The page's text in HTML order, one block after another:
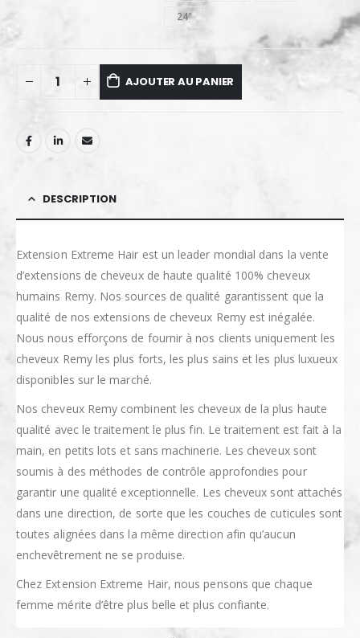
24"
AJOUTER AU PANIER
DESCRIPTION
Extension Extreme Hair est un leader mondial dans la vente
d’extensions de cheveux de haute qualité 100% cheveux
humains Remy. Nos sources de qualité garantissent que la
qualité de nos extensions de cheveux Remy est inégalée.
Nous nous efforçons de fournir à nos clients uniquement les
cheveux Remy les plus forts, les plus sains et les plus luxueux
disponibles sur le marché.
Nos cheveux Remy combinent les cheveux de la plus haute
qualité avec le traitement le plus fin. Le traitement est fait à la
main, en petits lots et sans machinerie. Les cheveux sont
soumis à des méthodes de contrôle approfondies pour
garantir une qualité exceptionnelle. Les cheveux sont attachés
dans une direction, de sorte que les couches de cuticules sont
toutes alignées dans la même direction afin qu’aucun
enchevêtrement ne se produise.
Chez Extension Extreme Hair, nous pensons que chaque
femme mérite d’être plus belle et plus confiante.